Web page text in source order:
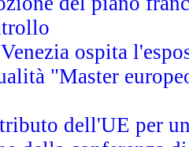
ospita
"Master
dell'UE per